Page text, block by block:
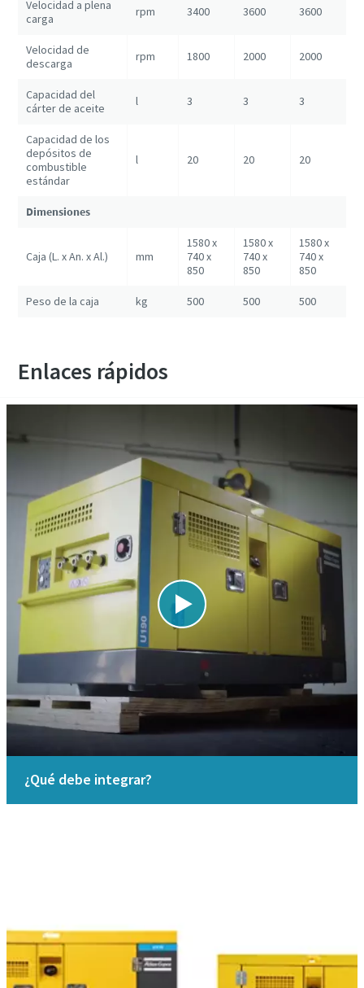
Velocidad a plena
carga
rpm 3400 3600 3600
Velocidad de
descarga
rpm 1800 2000 2000
Capacidad del
cárter de aceite
l 3 3 3
Capacidad de los
depósitos de
combustible
estándar
l 20 20 20
Dimensiones
Caja (L. x An. x Al.) mm
1580 x
740 x
850
1580 x
740 x
850
1580 x
740 x
850
Peso de la caja kg 500 500 500
Enlaces rápidos
¿Qué debe integrar?